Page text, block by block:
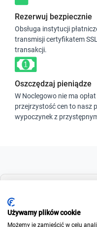
Rezerwuj bezpiecznie
Obsługa instytucji
transmisji certyfikatem
transakcji.
Oszczędzaj pieniądze
W Noclegowo nie ma
przejrzystość cen to nasz
wypoczynek z
Używamy plików cookie
Możemy je zamieścić w celu